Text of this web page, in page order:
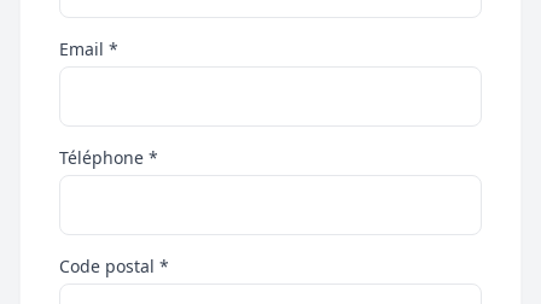
Email *
Téléphone *
Code postal *